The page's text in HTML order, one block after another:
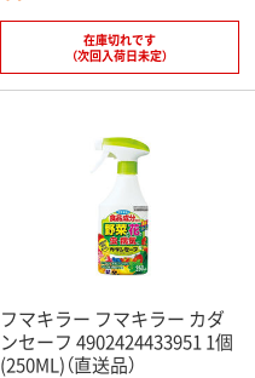
在庫切れです
（次回入荷日未定）
フマキラー フマキラー カダ
ンセーフ 4902424433951 1個
(250ML)（直送品）